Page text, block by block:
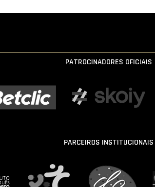
PATROCINADORES OFICIAIS
PARCEIROS INSTITUCIONAIS